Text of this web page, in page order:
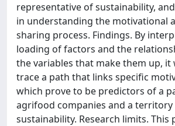
representative of sustainability,
in understanding the motivational
sharing process. Findings. By
loading of factors and the
the variables that make them up, it
trace a path that links specific
which prove to be predictors of a
agrifood companies and a
sustainability. Research limits. This